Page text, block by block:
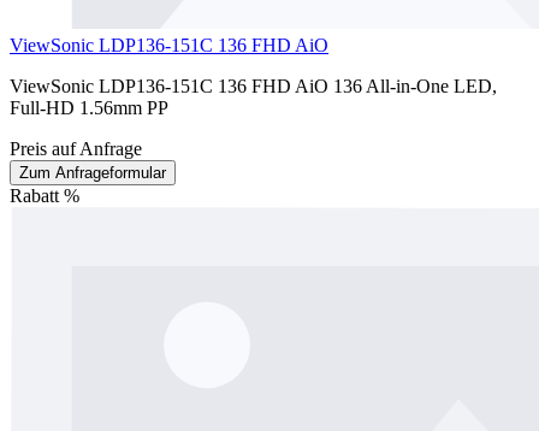
ViewSonic LDP136-151C 136 FHD AiO
ViewSonic LDP136-151C 136 FHD AiO 136 All-in-One LED,
Full-HD 1.56mm PP
Preis auf Anfrage
Zum Anfrageformular
Rabatt %